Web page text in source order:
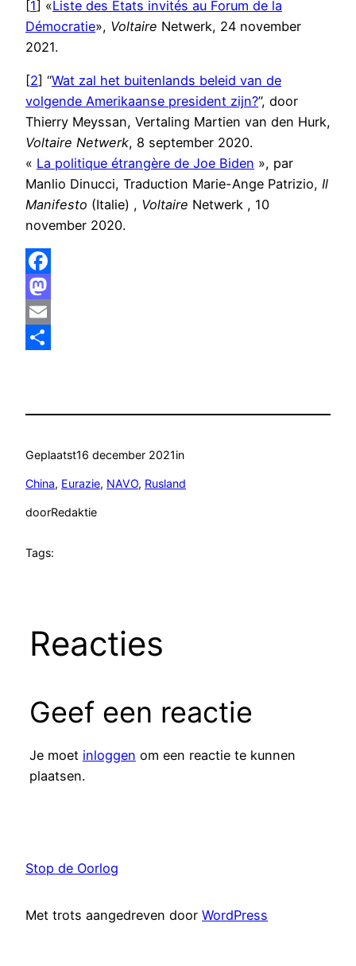
[1] «Liste des Etats invités au Forum de la
Démocratie», Voltaire Netwerk, 24 november
2021.
[2] “Wat zal het buitenlands beleid van de
volgende Amerikaanse president zijn?”, door
Thierry Meyssan, Vertaling Martien van den Hurk,
Voltaire Netwerk, 8 september 2020.
« La politique étrangère de Joe Biden », par
Manlio Dinucci, Traduction Marie-Ange Patrizio, Il
Manifesto (Italie) , Voltaire Netwerk , 10
november 2020.
Facebook
Mastodon
Email
Geplaatst16 december 2021in
China, Eurazie, NAVO, Rusland
doorRedaktie
Tags:
Reacties
Geef een reactie
Je moet inloggen om een reactie te kunnen
plaatsen.
Stop de Oorlog
Met trots aangedreven door WordPress